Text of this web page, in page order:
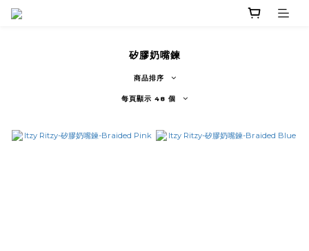
矽膠奶嘴鍊
商品排序
每頁顯示 48 個